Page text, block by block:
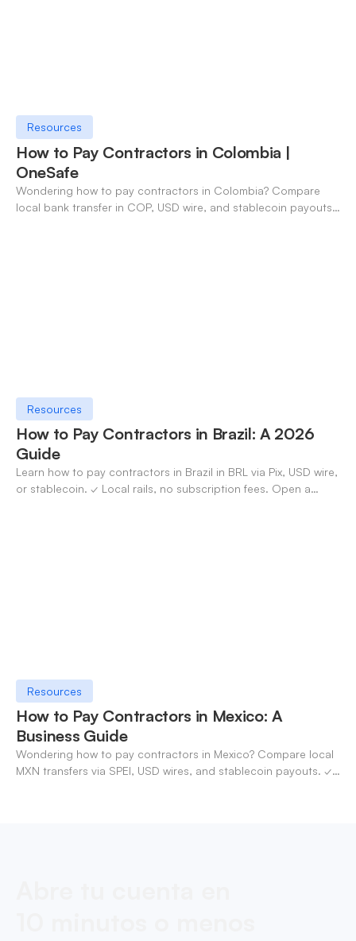
Resources
How to Pay Contractors in Colombia |
OneSafe
Wondering how to pay contractors in Colombia? Compare
local bank transfer in COP, USD wire, and stablecoin payouts.
Resources
How to Pay Contractors in Brazil: A 2026
Guide
Learn how to pay contractors in Brazil in BRL via Pix, USD wire,
or stablecoin. ✓ Local rails, no subscription fees. Open a
Resources
How to Pay Contractors in Mexico: A
Business Guide
Wondering how to pay contractors in Mexico? Compare local
MXN transfers via SPEI, USD wires, and stablecoin payouts. ✓